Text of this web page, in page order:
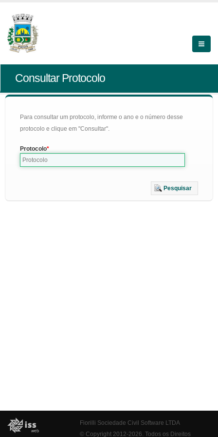
Consultar Protocolo
Para consultar um protocolo, informe o ano e o número desse
protocolo e clique em "Consultar".
Protocolo
Pesquisar
Fiorilli Sociedade Civil Software LTDA
© Copyright 2012-2026. Todos os Direitos